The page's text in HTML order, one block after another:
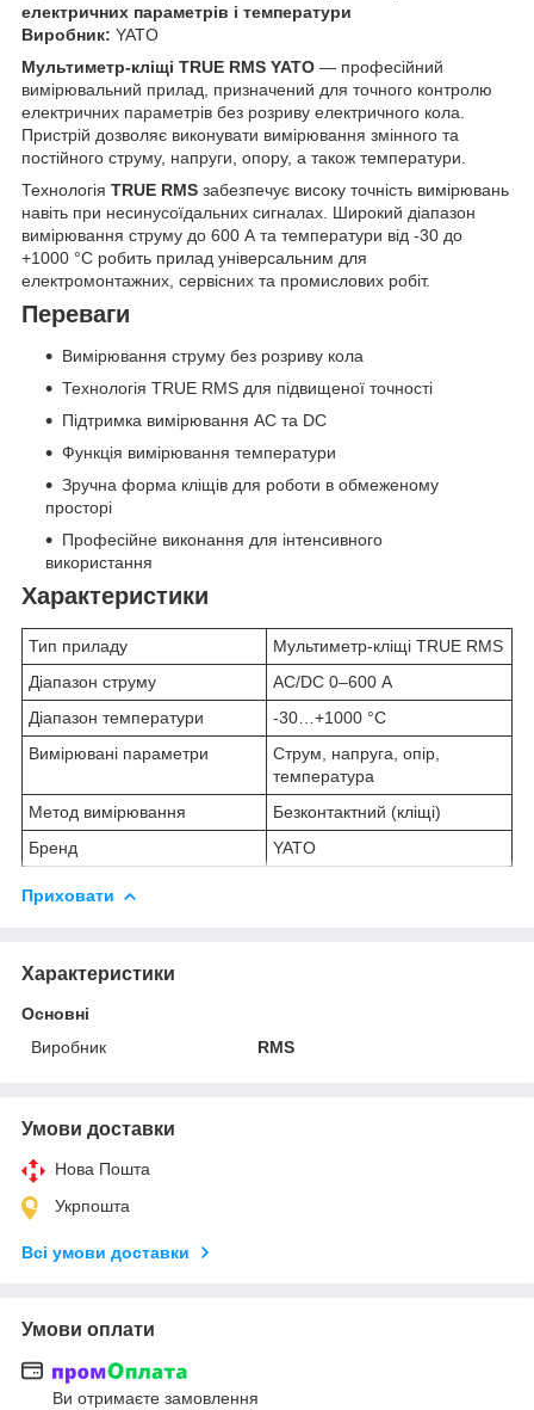
електричних параметрів і температури
Виробник: YATO
Мультиметр-кліщі TRUE RMS YATO — професійний
вимірювальний прилад, призначений для точного контролю
електричних параметрів без розриву електричного кола.
Пристрій дозволяє виконувати вимірювання змінного та
постійного струму, напруги, опору, а також температури.
Технологія TRUE RMS забезпечує високу точність вимірювань
навіть при несинусоїдальних сигналах. Широкий діапазон
вимірювання струму до 600 А та температури від -30 до
+1000 °C робить прилад універсальним для
електромонтажних, сервісних та промислових робіт.
Переваги
Вимірювання струму без розриву кола
Технологія TRUE RMS для підвищеної точності
Підтримка вимірювання AC та DC
Функція вимірювання температури
Зручна форма кліщів для роботи в обмеженому
просторі
Професійне виконання для інтенсивного
використання
Характеристики
Тип приладу
Мультиметр-кліщі TRUE RMS
Діапазон струму
AC/DC 0–600 А
Діапазон температури
-30…+1000 °C
Вимірювані параметри
Струм, напруга, опір,
температура
Метод вимірювання
Безконтактний (кліщі)
Бренд
YATO
Приховати
Характеристики
Основні
Виробник
RMS
Умови доставки
Нова Пошта
Укрпошта
Всі умови доставки
Умови оплати
Ви отримаєте замовлення